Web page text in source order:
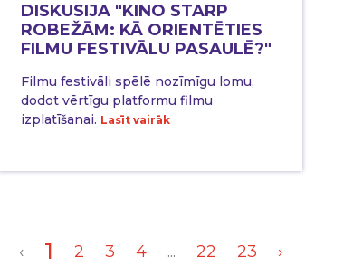
DISKUSIJA "KINO STARP
ROBEŽĀM: KĀ ORIENTĒTIES
FILMU FESTIVĀLU PASAULĒ?"
Filmu festivāli spēlē nozīmīgu lomu,
dodot vērtīgu platformu filmu
izplatīšanai. Lasīt vairāk
‹ 1 2 3 4 ... 22 23 ›